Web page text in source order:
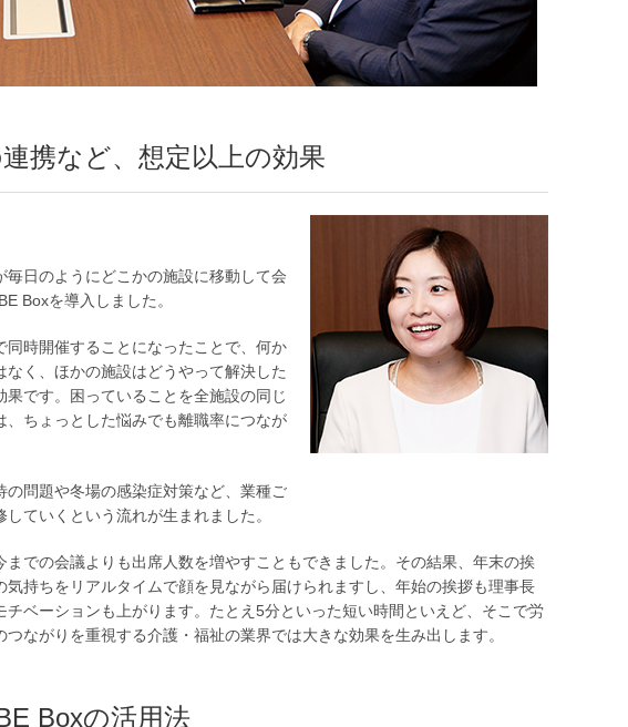
携など、想定以上の効果
日のようにどこかの施設に移動して会
Boxを導入しました。
時開催することになったことで、何か
く、ほかの施設はどうやって解決した
です。困っていることを全施設の同じ
ちょっとした悩みでも離職率につなが
問題や冬場の感染症対策など、業種ご
ていくという流れが生まれました。
での会議よりも出席人数を増やすこともできました。その結果、年末の挨
持ちをリアルタイムで顔を見ながら届けられますし、年始の挨拶も理事長
ベーションも上がります。たとえ5分といった短い時間といえど、そこで労
ながりを重視する介護・福祉の業界では大きな効果を生み出します。
Boxの活用法